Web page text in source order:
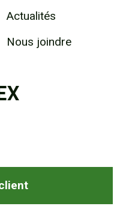
Actualités
Nous joindre